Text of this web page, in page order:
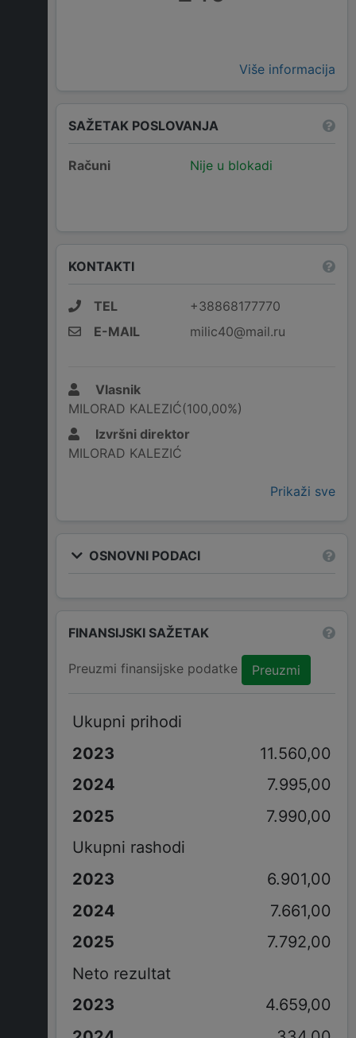
Više informacija
SAŽETAK POSLOVANJA
Računi Nije u blokadi
KONTAKTI
TEL
+38868177770
E-MAIL
milic40@mail.ru
Vlasnik
MILORAD KALEZIĆ(100,00%)
Izvršni direktor
MILORAD KALEZIĆ
Prikaži sve
OSNOVNI PODACI
FINANSIJSKI SAŽETAK
Preuzmi finansijske podatke Preuzmi
Ukupni prihodi
11.560,00
7.995,00
7.990,00
Ukupni rashodi
6.901,00
7.661,00
7.792,00
Neto rezultat
4.659,00